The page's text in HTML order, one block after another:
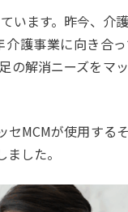
います。昨今、介
護事業に向き合
の解消ニーズをマ
MCMが使用する
した。